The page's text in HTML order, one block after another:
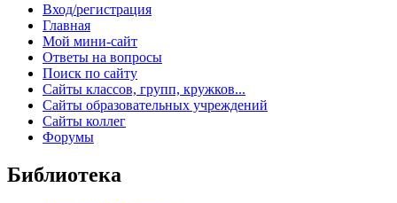
Вход/регистрация
Главная
Мой мини-сайт
Ответы на вопросы
Поиск по сайту
Сайты классов, групп, кружков...
Сайты образовательных учреждений
Сайты коллег
Форумы
Библиотека